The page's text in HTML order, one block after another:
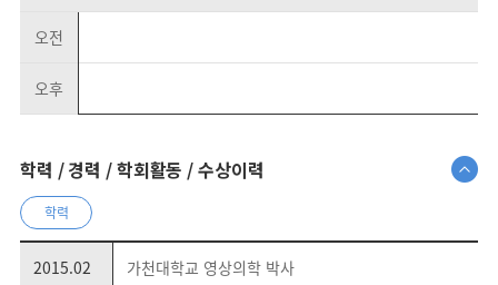
오전
오후
학력 / 경력 / 학회활동 / 수상이력
학력
2015.02 가천대학교 영상의학 박사